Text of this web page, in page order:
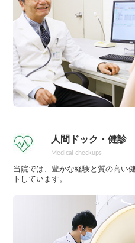
人間ドック・健診
Medical checkups
当院では、豊かな経験と質の高い
トしています。